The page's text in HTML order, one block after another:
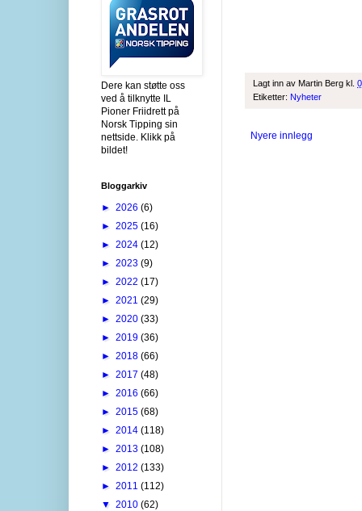
Lagt inn av Martin Berg kl.
Etiketter: Nyheter
Nyere innlegg
Dere kan støtte oss
ved å tilknytte IL
Pioner Friidrett på
Norsk Tipping sin
nettside. Klikk på
bildet!
Bloggarkiv
► 2026 (6)
► 2025 (16)
► 2024 (12)
► 2023 (9)
► 2022 (17)
► 2021 (29)
► 2020 (33)
► 2019 (36)
► 2018 (66)
► 2017 (48)
► 2016 (66)
► 2015 (68)
► 2014 (118)
► 2013 (108)
► 2012 (133)
► 2011 (112)
▼ 2010 (62)